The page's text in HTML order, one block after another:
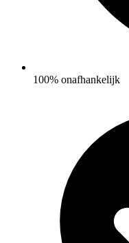
100% onafhankelijk